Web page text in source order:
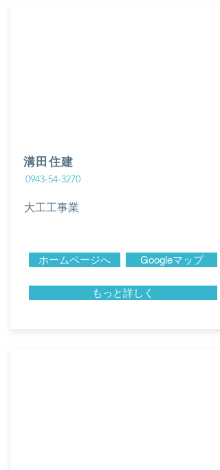
溝田住建
0943-54-3270
大工工事業
ホームページへ Googleマップ
もっと詳しく